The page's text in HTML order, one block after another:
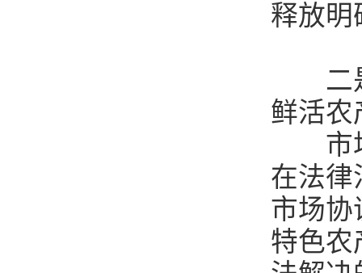
释放明
二是
鲜活农
市场
在法律
市场协
特色农